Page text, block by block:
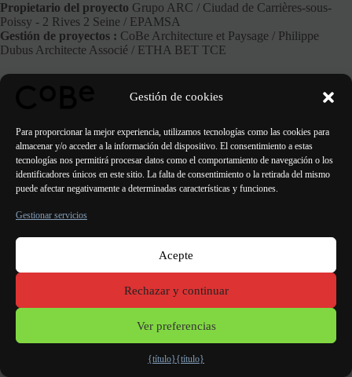
Gestión de cookies
Para proporcionar la mejor experiencia, utilizamos tecnologías como las cookies para
almacenar y/o acceder a la información del dispositivo. El consentimiento a estas
tecnologías nos permitirá procesar datos como el comportamiento de navegación o los
identificadores únicos en este sitio. La falta de consentimiento o la retirada del mismo
puede afectar negativamente a determinadas características y funciones.
Gestionar servicios
Acepte
Rechazar y continuar
Ver preferencias
{título}{título}
Propietario del proyecto Grupo ARC / Ciudad de Carrières-sous-
Poissy - 2 Rives 2 Seine / EPAMSA
Gestión de proyectos : CoBe Architecture et Paysage / Philippe
Dubus Architecte Associé / ETHA BET TCE
Lorient Oporto Lisboa Valencia
Mencioneslegales